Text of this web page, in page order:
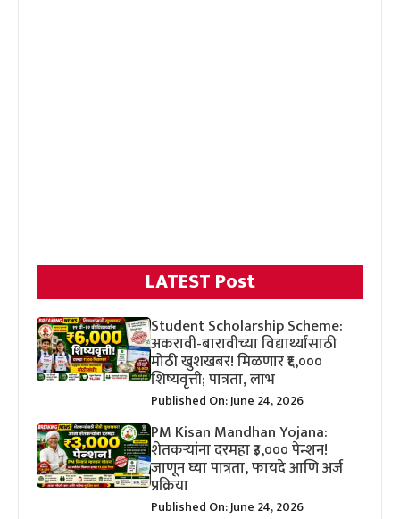
LATEST Post
Student Scholarship Scheme:
अकरावी-बारावीच्या विद्यार्थ्यांसाठी
मोठी खुशखबर! मिळणार ₹६,०००
शिष्यवृत्ती; पात्रता, लाभ
Published On: June 24, 2026
PM Kisan Mandhan Yojana:
शेतकऱ्यांना दरमहा ₹३,००० पेन्शन!
जाणून घ्या पात्रता, फायदे आणि अर्ज
प्रक्रिया
Published On: June 24, 2026